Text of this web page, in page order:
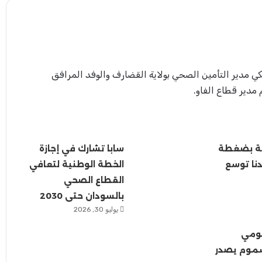
مدير التأمين الصحي بولاية القضارف والوفد المرافق
مدير قطاع الفاو.
بضغطة
توسع
سابا تشارك في إجازة
الخطة الوطنية لتعافي
القطاع الصحي
بالسودان حتى 2030
يوليو 30, 2026
يصدر